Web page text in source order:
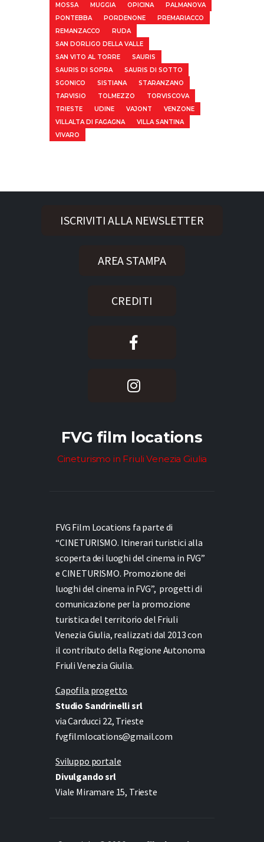
MOSSA
MUGGIA OPICINA
PALMANOVA
PONTEBBA
PORDENONE
PREMARIACCO
REMANZACCO
RUDA
SAN DORLIGO DELLA VALLE
SAN VITO AL TORRE
SAURIS
SAURIS DI SOPRA
SAURIS DI SOTTO
SGONICO
SISTIANA
STARANZANO
TARVISIO
TOLMEZZO
TORVISCOVA
TRIESTE
UDINE VAJONT
VENZONE
VILLALTA DI FAGAGNA
VILLA SANTINA
VIVARO
ISCRIVITI ALLA NEWSLETTER
AREA STAMPA
CREDITI
FVG film locations
Cineturismo in Friuli Venezia Giulia
FVG Film Locations fa parte di
“CINETURISMO. Itinerari turistici alla
scoperta dei luoghi del cinema in FVG”
e CINETURISMO. Promozione dei
luoghi del cinema in FVG”, progetti di
comunicazione per la promozione
turistica del territorio del Friuli
Venezia Giulia, realizzati dal 2013 con
il contributo della Regione Autonoma
Friuli Venezia Giulia.
Capofila progetto
Studio Sandrinelli srl
via Carducci 22, Trieste
fvgfilmlocations@gmail.com
Sviluppo portale
Divulgando srl
Viale Miramare 15, Trieste